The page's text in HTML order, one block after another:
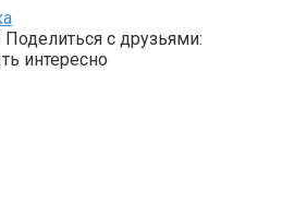
Поделиться с друзьями:
интересно